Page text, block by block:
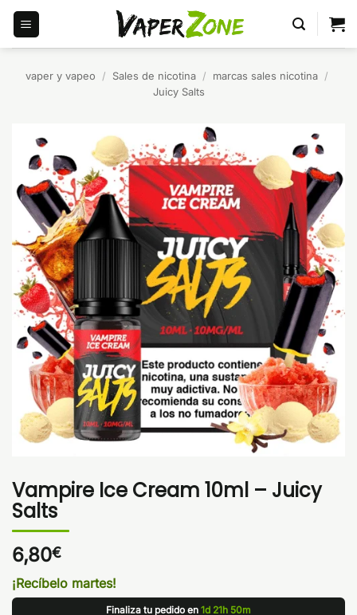
Saltar
contenido
vaper y vapeo / Sales de nicotina / marcas sales nicotina /
Juicy Salts
Vampire Ice Cream 10ml – Juicy
Salts
6,80€
¡Recíbelo martes!
Finaliza tu pedido en 1d 21h 50m